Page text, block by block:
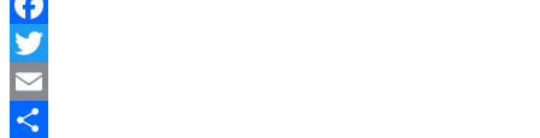
Facebook
Twitter
Email